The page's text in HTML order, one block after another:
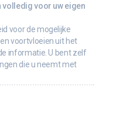
voor uw eigen
voor de mogelijke
voortvloeien uit het
informatie. U bent zelf
die u neemt met